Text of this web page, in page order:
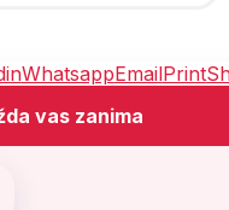
WhatsappEmailPrint
vas zanima